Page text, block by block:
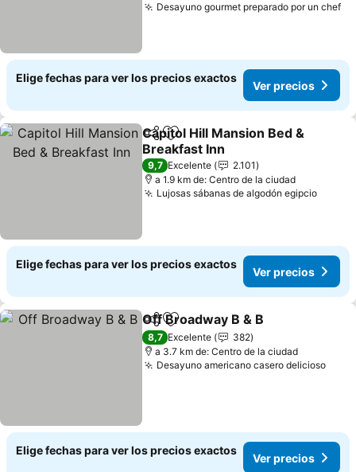
Desayuno gourmet preparado por un chef
Elige fechas para ver los precios exactos
Ver precios
CompartirAgregar a favoritos
Capitol Hill Mansion Bed &
Breakfast Inn
Ver precios
9,7 Excelente
2.101
a 1.9 km de: Centro de la ciudad
Lujosas sábanas de algodón egipcioVer
Elige fechas para ver los precios exactos
Ver precios
CompartirAgregar a favoritos
Off Broadway B & B
8,7 Excelente
382
a 3.7 km de: Centro de la ciudad
Desayuno americano casero deliciosoVer
Elige fechas para ver los precios exactos
Ver precios